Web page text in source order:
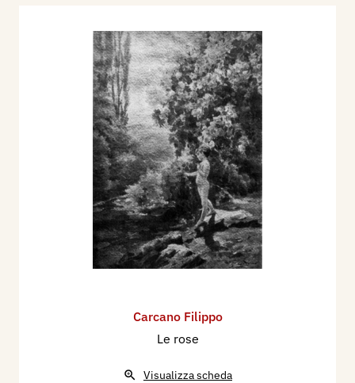
Carcano Filippo
Le rose
Visualizza scheda